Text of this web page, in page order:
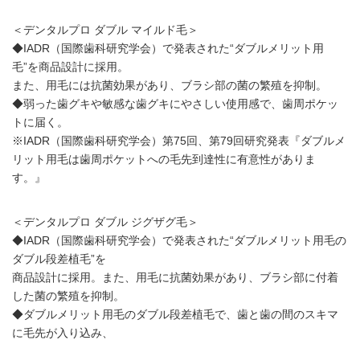
＜デンタルプロ ダブル マイルド毛＞
◆IADR（国際歯科研究学会）で発表された“ダブルメリット用
毛”を商品設計に採用。
また、用毛には抗菌効果があり、ブラシ部の菌の繁殖を抑制。
◆弱った歯グキや敏感な歯グキにやさしい使用感で、歯周ポケッ
トに届く。
※IADR（国際歯科研究学会）第75回、第79回研究発表『ダブルメ
リット用毛は歯周ポケットへの毛先到達性に有意性がありま
す。』
＜デンタルプロ ダブル ジグザグ毛＞
◆IADR（国際歯科研究学会）で発表された“ダブルメリット用毛の
ダブル段差植毛”を
商品設計に採用。また、用毛に抗菌効果があり、ブラシ部に付着
した菌の繁殖を抑制。
◆ダブルメリット用毛のダブル段差植毛で、歯と歯の間のスキマ
に毛先が入り込み、